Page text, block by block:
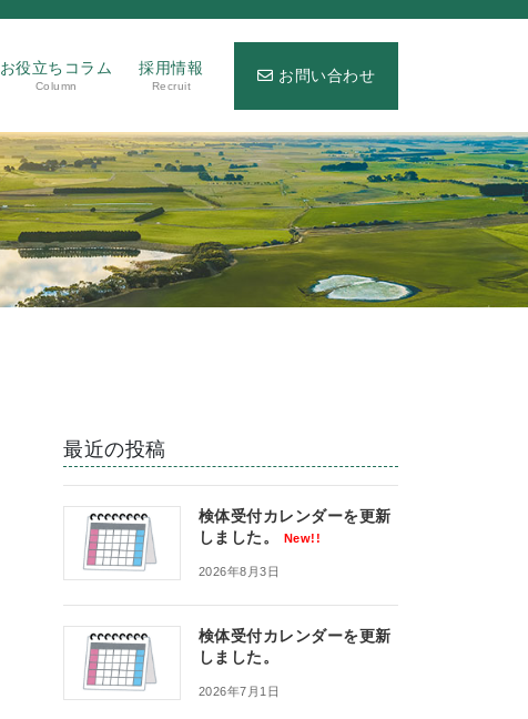
お役立ちコラム
Column
採用情報
Recruit
お問い合わせ
最近の投稿
検体受付カレンダーを更新
しました。
New!!
2026年8月3日
検体受付カレンダーを更新
しました。
2026年7月1日